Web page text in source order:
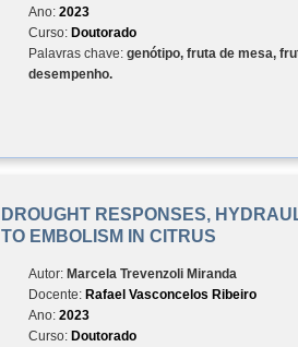
Ano: 2023
Curso: Doutorado
Palavras chave: genótipo, fruta de mesa,
desempenho.
DROUGHT RESPONSES,
TO EMBOLISM IN CITRUS
Autor: Marcela Trevenzoli Miranda
Docente: Rafael Vasconcelos Ribeiro
Ano: 2023
Curso: Doutorado